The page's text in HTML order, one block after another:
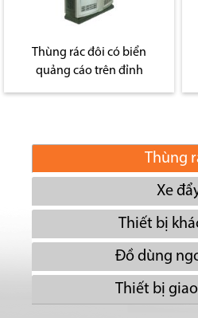
Thùng rác đôi có biển
quảng cáo trên đỉnh
Thùng
Xe
Thiết bị
Đồ dùng
Thiết bị